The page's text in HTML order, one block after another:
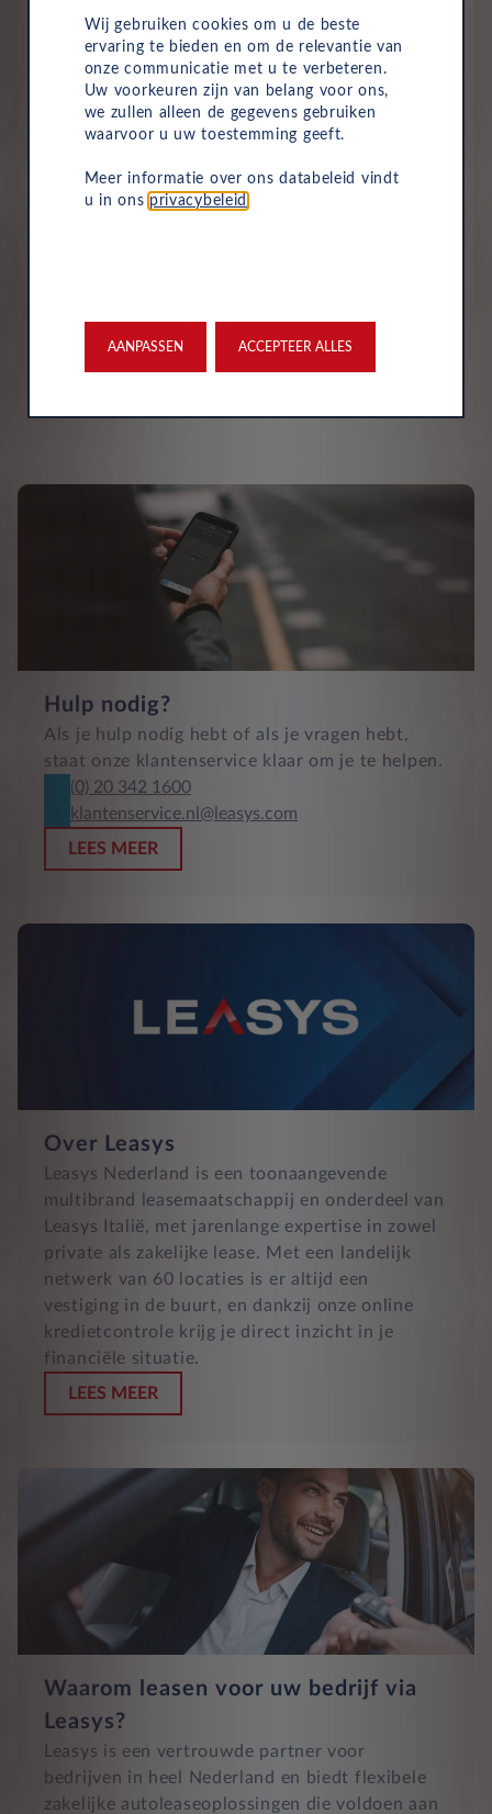
DS No 7
All-inclusive prijs
Hulp nodig?
Als je hulp nodig hebt of als je vragen hebt,
staat onze klantenservice klaar om je te helpen.
(0) 20 342 1600
klantenservice.nl@leasys.com
LEES MEER
Over Leasys
Leasys Nederland is een toonaangevende
multibrand leasemaatschappij en onderdeel van
Leasys Italië, met jarenlange expertise in zowel
private als zakelijke lease. Met een landelijk
netwerk van 60 locaties is er altijd een
vestiging in de buurt, en dankzij onze online
kredietcontrole krijg je direct inzicht in je
financiële situatie.
LEES MEER
Waarom leasen voor uw bedrijf via
Leasys?
Leasys is een vertrouwde partner voor
bedrijven in heel Nederland en biedt flexibele
zakelijke autoleaseoplossingen die voldoen aan
Wij gebruiken cookies om u de beste
ervaring te bieden en om de relevantie van
onze communicatie met u te verbeteren.
Uw voorkeuren zijn van belang voor ons,
we zullen alleen de gegevens gebruiken
waarvoor u uw toestemming geeft.
Meer informatie over ons databeleid vindt
u in ons privacybeleid
AANPASSEN ACCEPTEER ALLES